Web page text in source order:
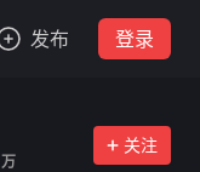
发布 登录
万
关注